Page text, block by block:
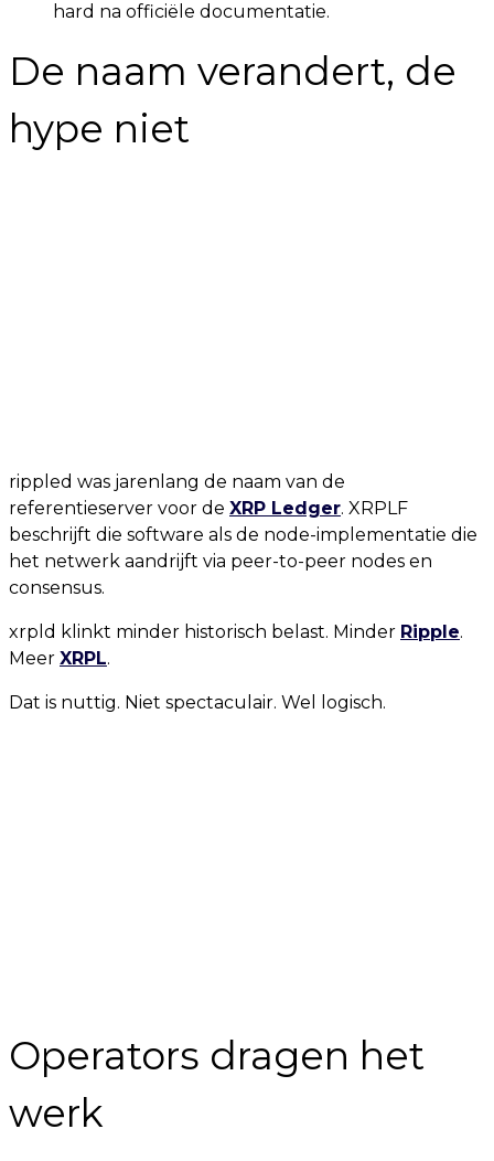
hard na officiële documentatie.
De naam verandert, de
hype niet
rippled was jarenlang de naam van de
referentieserver voor de XRP Ledger. XRPLF
beschrijft die software als de node-implementatie die
het netwerk aandrijft via peer-to-peer nodes en
consensus.
xrpld klinkt minder historisch belast. Minder Ripple.
Meer XRPL.
Dat is nuttig. Niet spectaculair. Wel logisch.
Operators dragen het
werk